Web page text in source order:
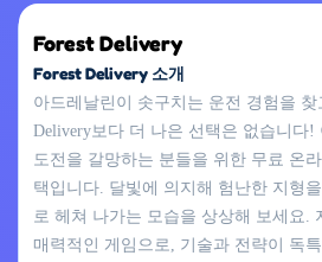
Forest Delivery
Forest Delivery 소개
아드레날린이 솟구치는 운전 경험을 찾
Delivery보다 더 나은 선택은 없습니다!
도전을 갈망하는 분들을 위한 무료 온
택입니다. 달빛에 의지해 험난한 지형
로 헤쳐 나가는 모습을 상상해 보세요.
매력적인 게임으로, 기술과 전략이 독